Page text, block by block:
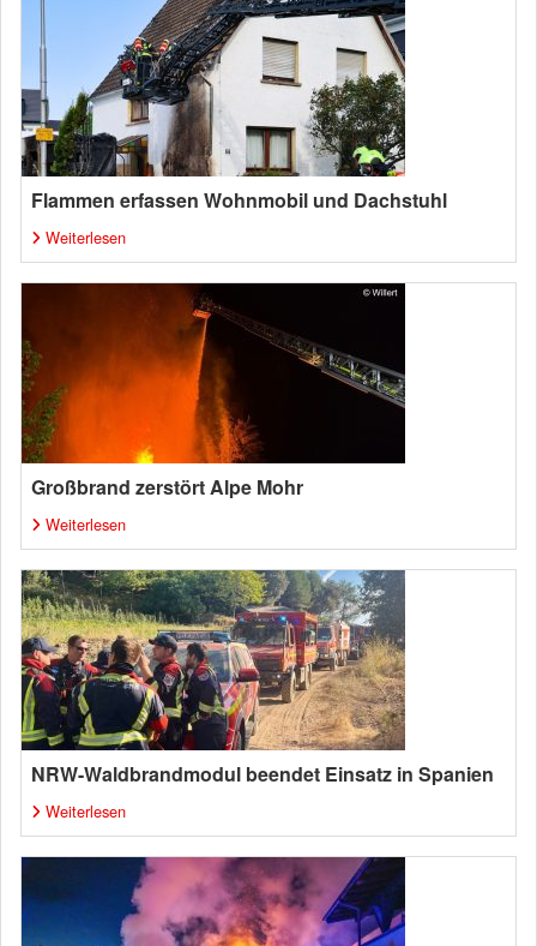
Flammen erfassen Wohnmobil und Dachstuhl
Weiterlesen
Großbrand zerstört Alpe Mohr
Weiterlesen
NRW-Waldbrandmodul beendet Einsatz in Spanien
Weiterlesen